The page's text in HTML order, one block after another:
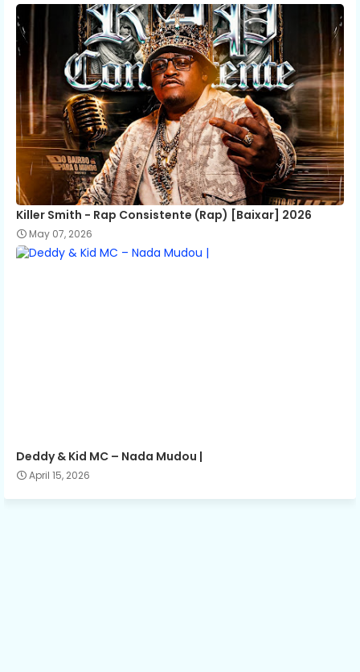
Killer Smith - Rap Consistente (Rap) [Baixar] 2026
May 07, 2026
Deddy & Kid MC – Nada Mudou |
April 15, 2026